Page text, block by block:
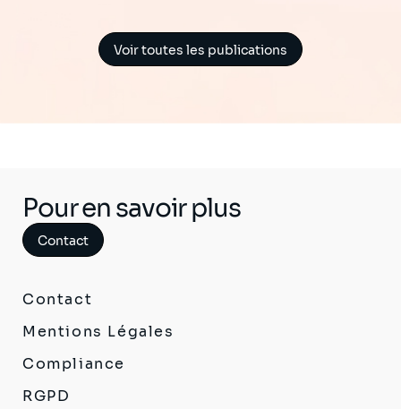
Voir toutes les publications
Pour en savoir plus
Contact
Contact
Mentions Légales
Compliance
RGPD